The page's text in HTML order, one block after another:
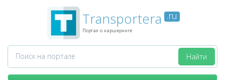
Transportera .ru
Портал о каршеринге